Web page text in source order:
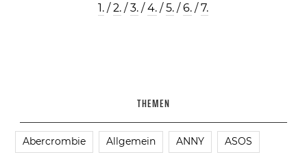
1. /2. /3. /4. /5. /6. /7.
THEMEN
Abercrombie Allgemein ANNY ASOS